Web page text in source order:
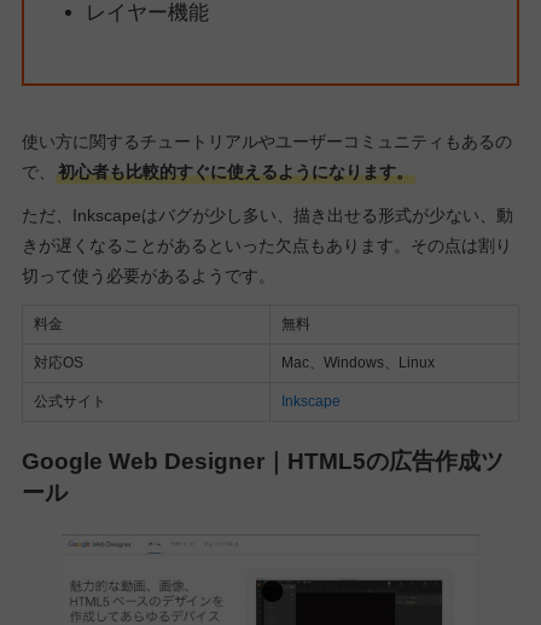
レイヤー機能
使い方に関するチュートリアルやユーザーコミュニティもあるの
で、
初心者も比較的すぐに使えるようになります。
ただ、Inkscapeはバグが少し多い、描き出せる形式が少ない、動
きが遅くなることがあるといった欠点もあります。その点は割り
切って使う必要があるようです。
料金 無料
対応OS Mac、Windows、Linux
公式サイト Inkscape
Google Web Designer｜HTML5の広告作成ツ
ール